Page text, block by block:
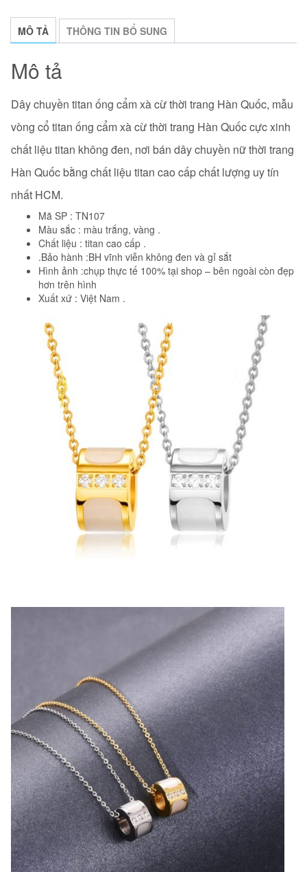
lượng
MÔ TẢ THÔNG TIN BỔ SUNG
Mô tả
Dây chuyền titan ống cẩm xà cừ thời trang Hàn Quốc, mẫu
vòng cổ titan ống cẩm xà cừ thời trang Hàn Quốccực xinh
chất liệu titan không đen, nơi bán dây chuyền nữ thời trang
Hàn Quốc bằng chất liệu titan cao cấp chất lượng uy tín
nhất HCM.
Mã SP : TN107
Màu sắc : màu trắng, vàng .
Chất liệu : titan cao cấp .
.Bảo hành :BH vĩnh viễn không đen và gỉ sắt
Hình ảnh :chụp thực tế 100% tại shop – bên ngoài còn đẹp
hơn trên hình
Xuất xứ : Việt Nam .